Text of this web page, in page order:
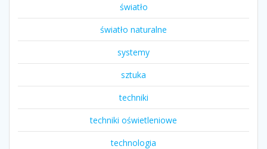
światło
światło naturalne
systemy
sztuka
techniki
techniki oświetleniowe
technologia